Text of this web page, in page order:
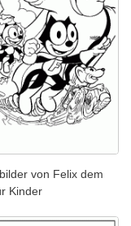
von Felix dem
Kinder